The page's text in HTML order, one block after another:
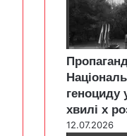
геноциду
хвилі х
12.07.2026